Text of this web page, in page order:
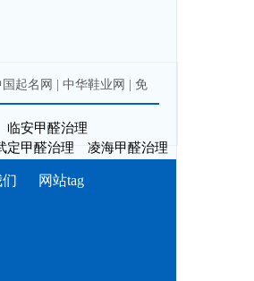
国起名网 中华鞋业网
免
临安甲醛治理
定甲醛治理
凌海甲醛治理
网站tag